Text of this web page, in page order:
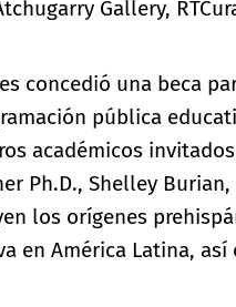
Gallery,
concedió una beca
pública
académicos
Ph.D., Shelley
los orígenes
en América Latina,